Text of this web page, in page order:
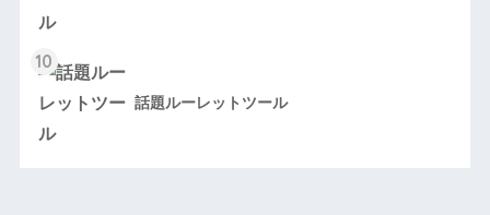
10
話題ルーレットツール